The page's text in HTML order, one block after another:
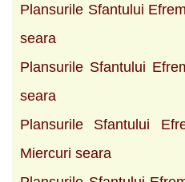
Plansurile Sfantului
seara
Plansurile Sfantului
seara
Plansurile Sfantului
Miercuri seara